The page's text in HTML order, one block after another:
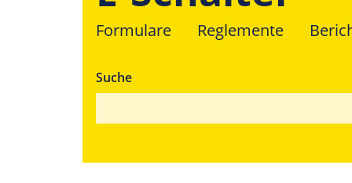
Formulare Reglemente
Suche